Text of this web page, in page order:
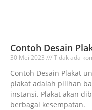
Contoh Desain
30 Mei 2023 Tidak ada
Contoh Desain Plakat
plakat adalah pilihan
instansi. Plakat akan
berbagai kesempatan.